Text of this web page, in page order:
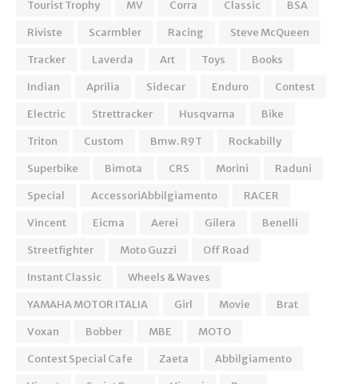
Tourist Trophy
MV Corra Classic
BSA
Riviste
Scarmbler Racing
Steve McQueen
Tracker
Laverda Art Toys
Books
Indian
Aprilia Sidecar Enduro
Contest
Electric
Strettracker Husqvarna
Bike
Triton
Custom Bmw. R9T
Rockabilly
Superbike
Bimota CRS Morini
Raduni
Special
AccessoriAbbilgiamento
RACER
Vincent
Eicma Aerei Gilera
Benelli
Streetfighter
Moto Guzzi
Off Road
Instant Classic
Wheels & Waves
YAMAHA MOTOR ITALIA
Girl Movie
Brat
Voxan
Bobber MBE
MOTO
Contest Special Cafe
Zaeta
Abbilgiamento